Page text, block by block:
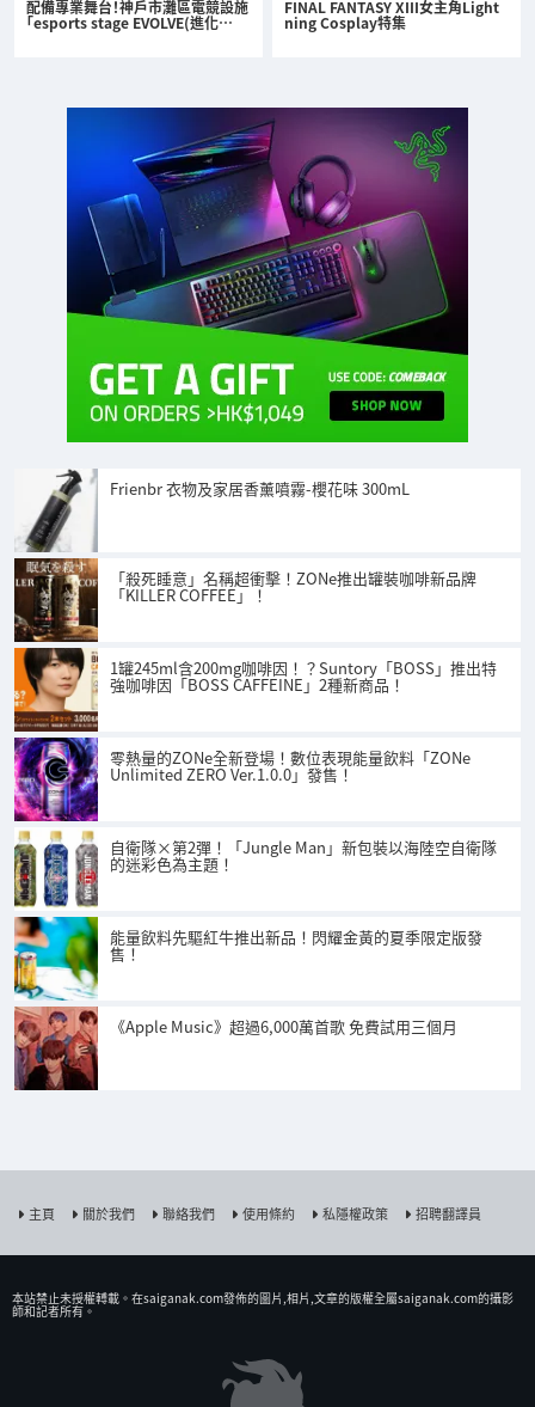
配備專業舞台！神戶市灘區電競設施
「esports stage EVOLVE(進化…
FINAL FANTASY XIII女主角Light
ning Cosplay特集
Frienbr 衣物及家居香薰噴霧-櫻花味 300mL
「殺死睡意」名稱超衝擊！ZONe推出罐裝咖啡新品牌
「KILLER COFFEE」！
1罐245ml含200mg咖啡因！？Suntory「BOSS」推出特
強咖啡因「BOSS CAFFEINE」2種新商品！
零熱量的ZONe全新登場！數位表現能量飲料「ZONe
Unlimited ZERO Ver.1.0.0」發售！
自衛隊×第2彈！「Jungle Man」新包裝以海陸空自衛隊
的迷彩色為主題！
能量飲料先驅紅牛推出新品！閃耀金黃的夏季限定版發
售！
《Apple Music》超過6,000萬首歌 免費試用三個月
主頁 關於我們 聯絡我們 使用條約 私隱權政策 招聘翻譯員
本站禁止未授權𨍭載。在saiganak.com發佈的圖片,相片,文章的版權全屬saiganak.com的攝影
師和記者所有。